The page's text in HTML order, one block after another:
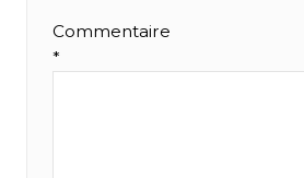
Commentaire
*